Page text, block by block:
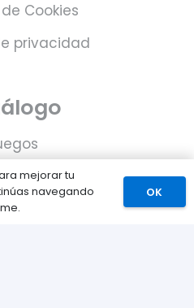
Cookies
privacidad
para tu PS5
mejorar tu
navegando
OK